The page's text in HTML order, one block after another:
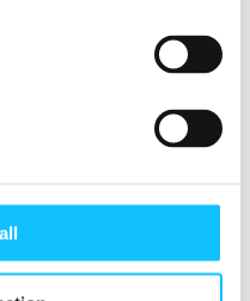
, ja sen takana
ja ay-liikkeen toimijat
Nahi sanoo.
jälkeen siitä ydinkohdat